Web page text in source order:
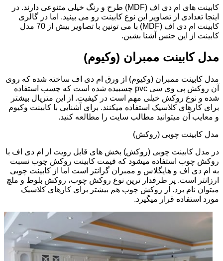
کابینت های ام دی اف (MDF) طرح و رنگ خیلی متنوعی دارند. در
اینجا تعدادی از تصاویر این نوع کابینت رو می بینید. اما در گالری
کابینت ام دی اف (MDF) با می تونین با تصاویر بیش از 70 مدل
کابینت از این جنس آشنا بشین.
مدل کابینت ممبران (وکیوم)
مدل کابینت ممبران (وکیوم) از ورق ام دی اف ساخته شده که روی
آن روکش پی وی سی pvc چسبیده شده است که چسب استفاده
شده و نوع روکش خیلی مهم است در کیفیت. از این متریال بیشتر
برای کارهای کلاسیک استفاده میکنند. برای آشنایی با کابینت وکیوم
و معایب آن میتوانید مطالب سایت را مطالعه کنید.
مدل کابینت چوبی (روکش)
در مدل کابینت چوبی (روکش) بخش های قابل رویت از ام دی اف با
روکش چوب استفاده میشود که قیمت کابینت روکش چوب نسبت
به ام دی اف و هایگلاس و ممبران گرانتر است اما از کابینت چوبی
ارزانتر است. پر طرفدار ترین نوع روکش چوب، روکش بلوط و ملچ
میتوان نام برد. از روکش چوب هم بیشتر برای کارهای کلاسیک
مورد استفاده قرار میگیرد.